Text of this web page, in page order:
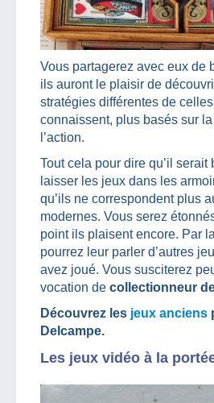
Vous partagerez avec eux de
ils auront le plaisir de
stratégies différentes de celles
connaissent, plus basés sur
l’action.
Tout cela pour dire qu’il
laisser les jeux dans les
qu’ils ne correspondent plus
modernes. Vous serez
point ils plaisent encore. Par
pourrez leur parler d’autres
avez joué. Vous susciterez
vocation de collectionneur
Découvrez les jeux anciens
Delcampe.
Les jeux vidéo à la